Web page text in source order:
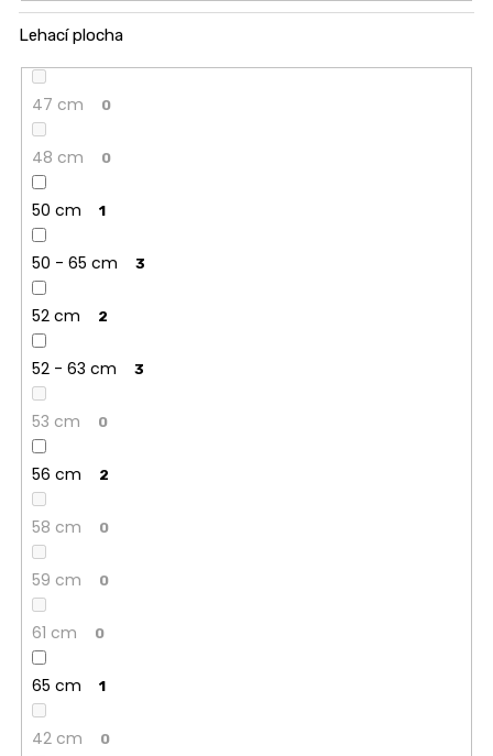
Lehací plocha
47 cm 0
48 cm 0
50 cm 1
50 - 65 cm 3
52 cm 2
52 - 63 cm 3
53 cm 0
56 cm 2
58 cm 0
59 cm 0
61 cm 0
65 cm 1
42 cm 0